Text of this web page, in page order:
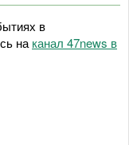
в
на канал 47news в